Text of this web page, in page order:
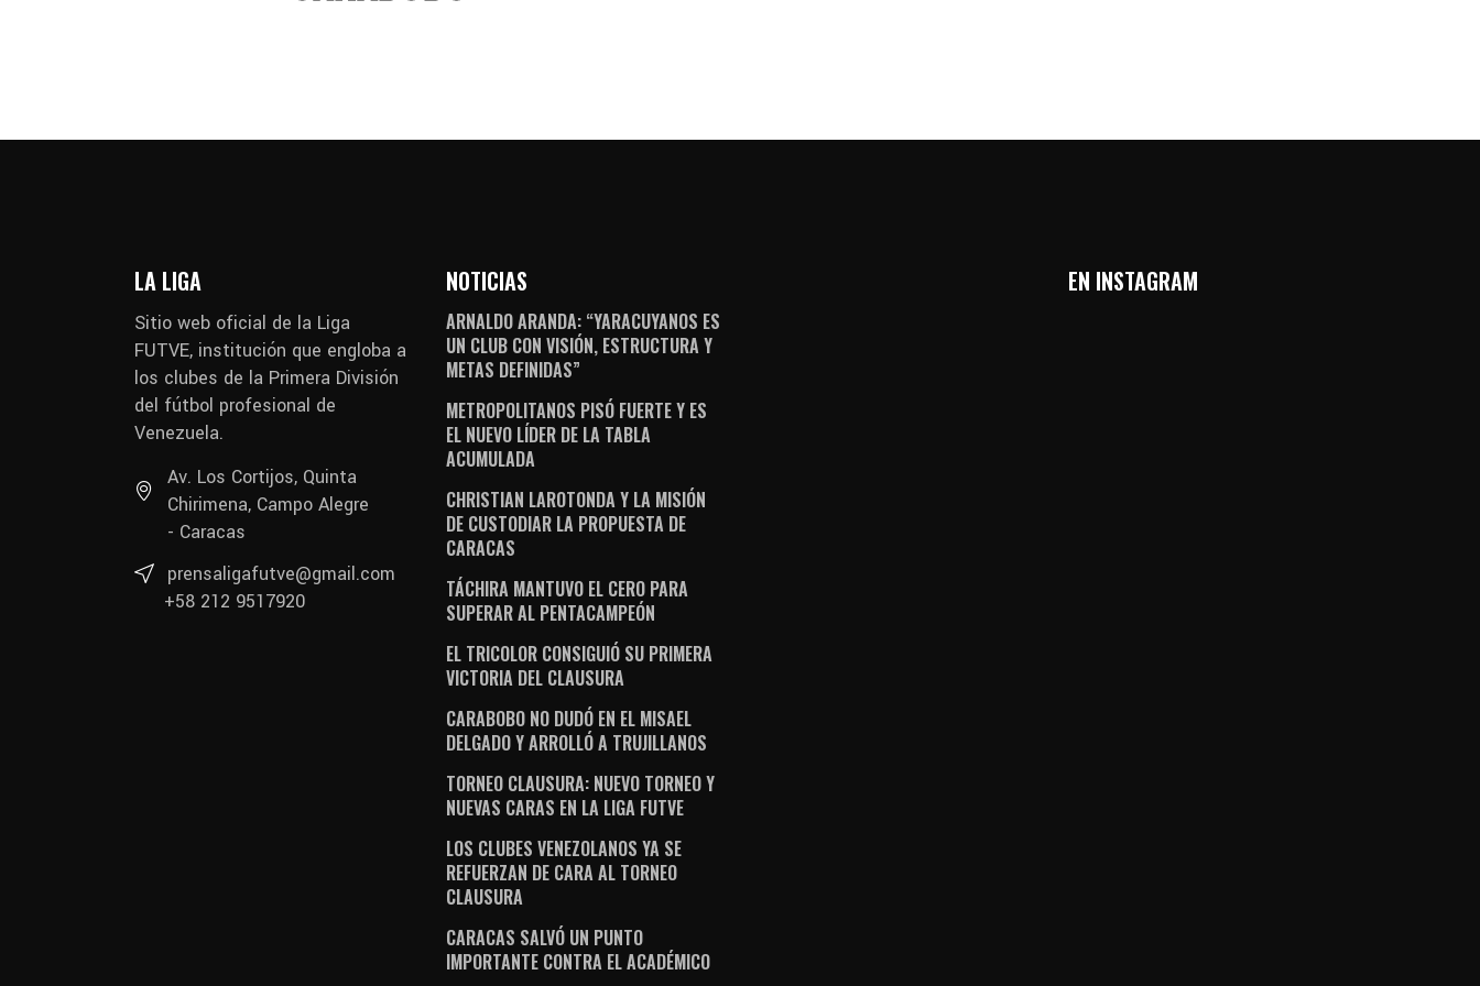
LA LIGA
Sitio web oficial de la Liga
FUTVE, institución que engloba a
los clubes de la Primera División
del fútbol profesional de
Venezuela.
Av. Los Cortijos, Quinta
Chirimena, Campo Alegre
- Caracas
prensaligafutve@gmail.com
+58 212 9517920
NOTICIAS
ARNALDO ARANDA: “YARACUYANOS ES
UN CLUB CON VISIÓN, ESTRUCTURA Y
METAS DEFINIDAS”
METROPOLITANOS PISÓ FUERTE Y ES
EL NUEVO LÍDER DE LA TABLA
ACUMULADA
CHRISTIAN LAROTONDA Y LA MISIÓN
DE CUSTODIAR LA PROPUESTA DE
CARACAS
TÁCHIRA MANTUVO EL CERO PARA
SUPERAR AL PENTACAMPEÓN
EL TRICOLOR CONSIGUIÓ SU PRIMERA
VICTORIA DEL CLAUSURA
CARABOBO NO DUDÓ EN EL MISAEL
DELGADO Y ARROLLÓ A TRUJILLANOS
TORNEO CLAUSURA: NUEVO TORNEO Y
NUEVAS CARAS EN LA LIGA FUTVE
LOS CLUBES VENEZOLANOS YA SE
REFUERZAN DE CARA AL TORNEO
CLAUSURA
CARACAS SALVÓ UN PUNTO
IMPORTANTE CONTRA EL ACADÉMICO
EN INSTAGRAM